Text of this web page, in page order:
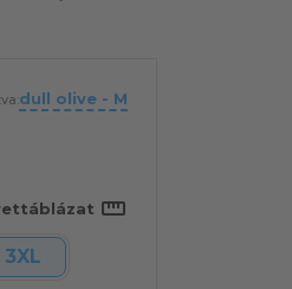
dull olive - M
straighten
3XL